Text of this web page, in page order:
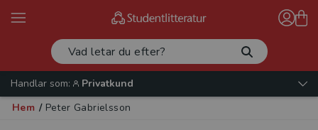
Handlar som:
Privatkund
Hem / Peter Gabrielsson